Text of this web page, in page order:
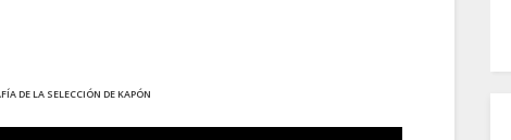
DE LA SELECCIÓN DEKAPÓN